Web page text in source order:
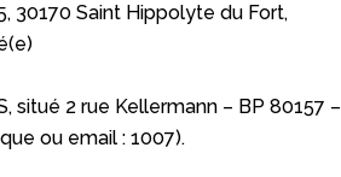
30170 Saint Hippolyte du Fort,
situé 2 rue Kellermann – BP 80157 –
ou email : 1007).